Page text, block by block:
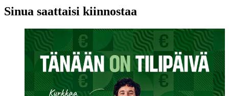
Sinua saattaisi kiinnostaa